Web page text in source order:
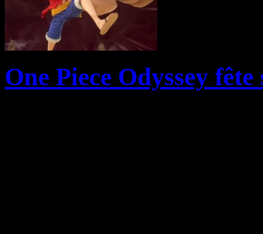
One Piece Odyssey